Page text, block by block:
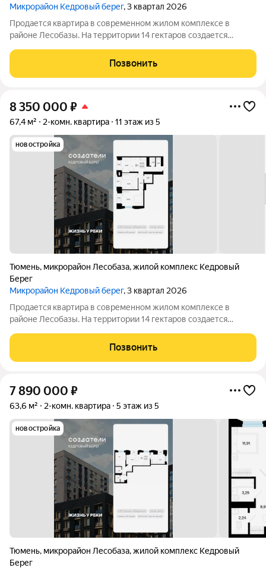
Микрорайон Кедровый берег, 3 квартал 2026
Продается квартира в современном жилом комплексе в
районе Лесобазы. На территории 14 гектаров создается
класса высотой от 5 до 25 этажей, собственным детским садом
и благоустроенной набережной.
Позвонить
8 350 000 ₽
67,4 м² 2-комн. квартира 11 этаж из 5
новостройка
Тюмень, микрорайон Лесобаза,жилой комплекс Кедровый
Берег
Микрорайон Кедровый берег, 3 квартал 2026
Продается квартира в современном жилом комплексе в
районе Лесобазы. На территории 14 гектаров создается
класса высотой от 5 до 25 этажей, собственным детским садом
и благоустроенной набережной.
Позвонить
7 890 000 ₽
63,6 м² 2-комн. квартира 5 этаж из 5
новостройка
Тюмень, микрорайон Лесобаза,жилой комплекс Кедровый
Берег